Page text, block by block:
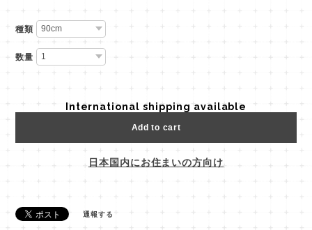
種類
数量
International shipping available
Add to cart
日本国内にお住まいの方向け
通報する